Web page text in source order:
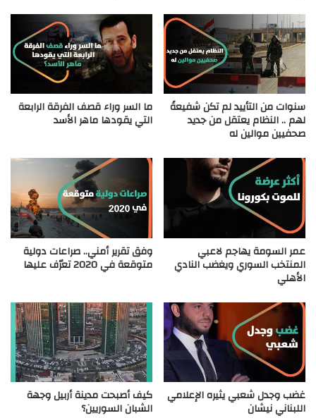
سنوات من التأييد لم تكن شفيعةً
لهم .. النظام يعتقل من جديد
صحفيين موالين له
ما السر وراء قصف الفرقة الرابعة
التي يقودها ماهر الأسد
عمر السومة يهاجم لاعبي
المنتخب السوري ويغضب النادي
الأهلي
وفق تقرير أمني.. صراعات دولية
متوقعة في 2020 تعرّف عليها
غضب وجدل شعبي يثيره الإعلامي
اللبناني نيشان
كيف أصبحت مدينة أربيل وجهة
الشبان السوريين؟